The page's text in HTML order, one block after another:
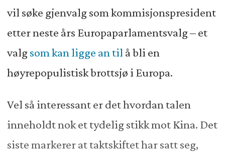
vil søke gjenvalg som kommisjonspresident
etter neste års Europaparlamentsvalg – et
valgsom kan ligge an til å bli en
høyrepopulistisk brottsjø i Europa.
Vel så interessant er det hvordan talen
inneholdt nok et tydelig stikk mot Kina. Det
siste markerer at taktskiftet har satt seg,